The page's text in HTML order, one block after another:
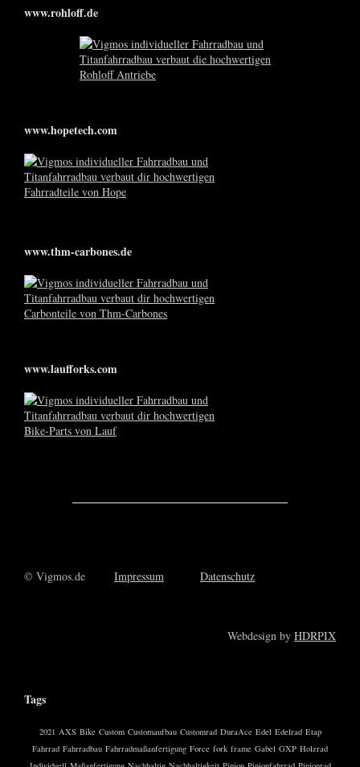
www.rohloff.de
www.hopetech.com
www.thm-carbones.de
www.laufforks.com
© Vigmos.de Impressum Datenschutz
Webdesign by HDRPIX
Tags
2021 AXS Bike Custom Customaufbau Customrad DuraAce Edel Edelrad Etap
Fahrrad Fahrradbau Fahrradmaßanfertigung Force fork frame Gabel GXP Holzrad